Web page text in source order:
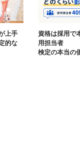
上手
的な
資格は採用で
用担当者
検定の本当の